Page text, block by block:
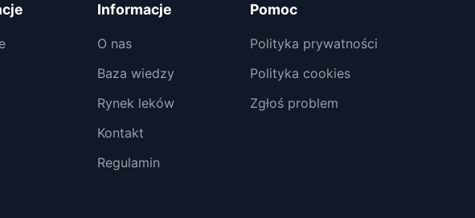
Informacje
O nas
Baza wiedzy
Rynek leków
Kontakt
Regulamin
Pomoc
Polityka prywatności
Polityka cookies
Zgłoś problem